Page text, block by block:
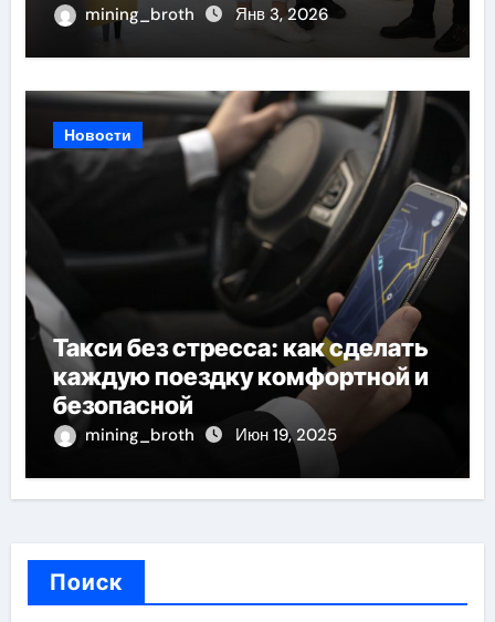
mining_broth Янв 3, 2026
Новости
Такси без стресса: как сделать
каждую поездку комфортной и
безопасной
mining_broth Июн 19, 2025
Поиск